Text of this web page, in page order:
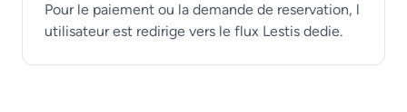
Pour le paiement ou la demande de reservation, l
utilisateur est redirige vers le flux Lestis dedie.